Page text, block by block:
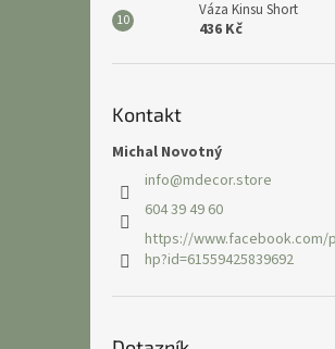
Váza Kinsu Short
436 Kč
Kontakt
Michal Novotný
info@mdecor.store
604 39 49 60
https://www.facebook.com/
hp?id=61559425839692